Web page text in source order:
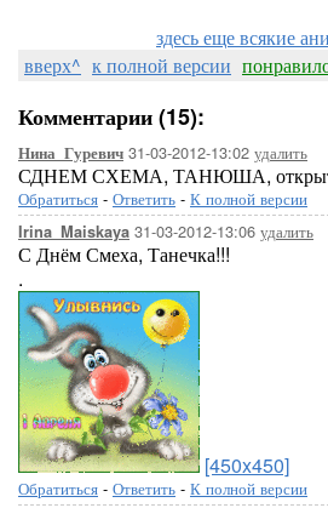
здесь еще всякие
вверх^ к полной версии
Комментарии (15):
Нина_Гуревич 31-03-2012-13:02 удалить
СДНЕМ СХЕМА, ТАНЮША,
Обратиться - Ответить - К полной версии
Irina_Maiskaya 31-03-2012-13:06 удалить
С Днём Смеха, Танечка!!!
.
[450x450]
Обратиться - Ответить - К полной версии